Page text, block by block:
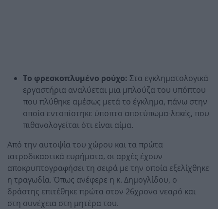
Το φρεσκοπλυμένο ρούχο: Στα εγκληματολογικά
εργαστήρια αναλύεται μια μπλούζα του υπόπτου
που πλύθηκε αμέσως μετά το έγκλημα, πάνω στην
οποία εντοπίστηκε ύποπτο αποτύπωμα-λεκές, που
πιθανολογείται ότι είναι αίμα.
Από την αυτοψία του χώρου και τα πρώτα
ιατροδικαστικά ευρήματα, οι αρχές έχουν
αποκρυπτογραφήσει τη σειρά με την οποία εξελίχθηκε
η τραγωδία. Όπως ανέφερε η κ. Δημογλίδου, ο
δράστης επιτέθηκε πρώτα στον 26χρονο νεαρό και
στη συνέχεια στη μητέρα του.